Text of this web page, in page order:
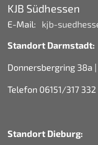
KJB Südhessen
E-Mail:
kjb-
Standort Darmstadt:
Donnersbergring 38a
Telefon 06151/317 332
Standort Dieburg: